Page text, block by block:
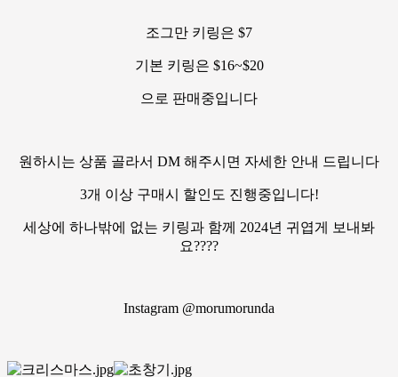
조그만 키링은 $7
기본 키링은 $16~$20
으로 판매중입니다
원하시는 상품 골라서 DM 해주시면 자세한 안내 드립니다
3개 이상 구매시 할인도 진행중입니다!
세상에 하나밖에 없는 키링과 함께 2024년 귀엽게 보내봐
요????
Instagram @morumorunda